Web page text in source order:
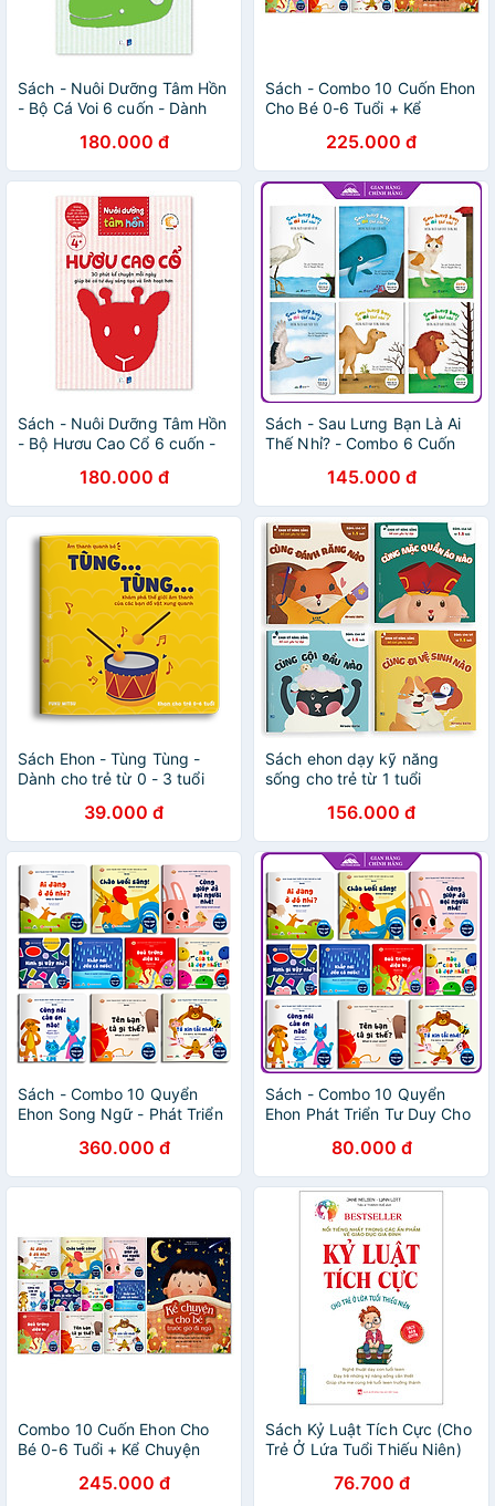
Sách - Nuôi Dưỡng Tâm Hồn
- Bộ Cá Voi 6 cuốn - Dành
180.000 đ
Sách - Combo 10 Cuốn Ehon
Cho Bé 0-6 Tuổi + Kể
225.000 đ
Sách - Nuôi Dưỡng Tâm Hồn
- Bộ Hươu Cao Cổ 6 cuốn -
Puma Books180.000 đ
Sách - Sau Lưng Bạn Là Ai
Thế Nhỉ? - Combo 6 Cuốn
145.000 đ
Sách Ehon - Tùng Tùng -
Dành cho trẻ từ 0 - 3 tuổi
39.000 đ
Sách ehon dạy kỹ năng
sống cho trẻ từ 1 tuổi
156.000 đ
Sách - Combo 10 Quyển
Ehon Song Ngữ - Phát Triển
360.000 đ
Sách - Combo 10 Quyển
Ehon Phát Triển Tư Duy Cho
Việt Anh CHo Bé
80.000 đ
Combo 10 Cuốn Ehon Cho
Bé 0-6 Tuổi + Kể Chuyện
245.000 đ
Sách Kỷ Luật Tích Cực (Cho
Trẻ Ở Lứa Tuổi Thiếu Niên)
76.700 đ